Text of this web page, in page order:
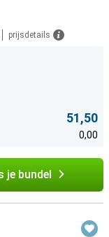
prijsdetails
51,50
0,00
je bundel